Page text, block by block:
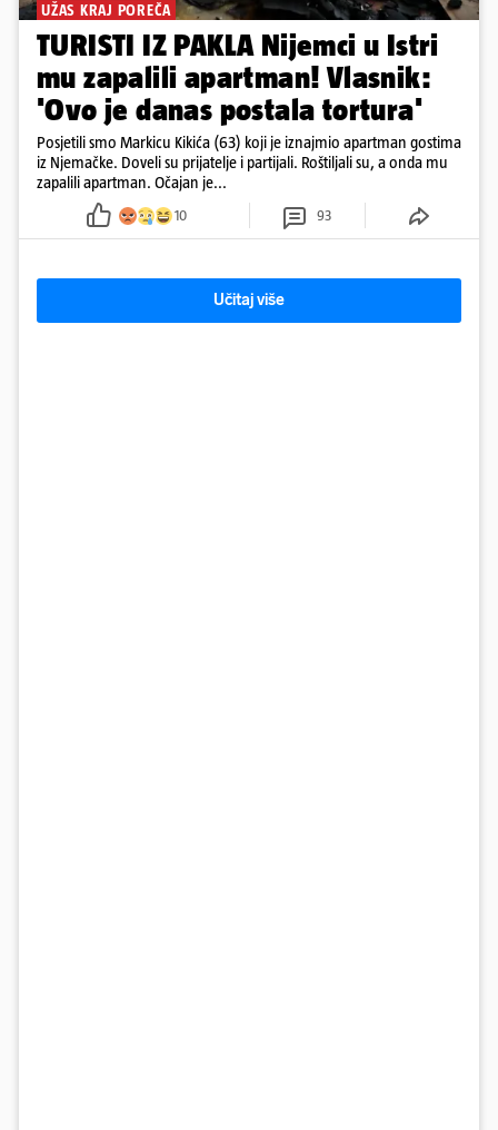
UŽAS KRAJ POREČA
TURISTI IZ PAKLA Nijemci u Istri
mu zapalili apartman! Vlasnik:
'Ovo je danas postala tortura'
Posjetili smo Markicu Kikića (63) koji je iznajmio apartman gostima
iz Njemačke. Doveli su prijatelje i partijali. Roštiljali su, a onda mu
zapalili apartman. Očajan je...
10 93
Učitaj više